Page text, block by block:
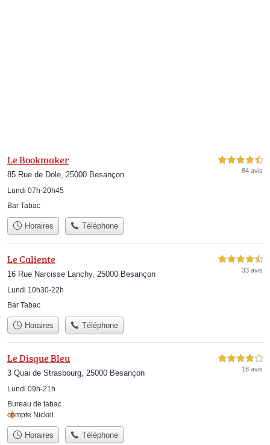
Le Bookmaker
85 Rue de Dole, 25000 Besançon
Lundi 07h-20h45
4,5 étoiles sur 5
84 avis
Bar Tabac
Horaires Téléphone
Le Caliente
16 Rue Narcisse Lanchy, 25000 Besançon
Lundi 10h30-22h
4,5 étoiles sur 5
33 avis
Bar Tabac
Horaires Téléphone
Le Disque Bleu
3 Quai de Strasbourg, 25000 Besançon
Lundi 09h-21h
4,0 étoiles sur 5
18 avis
Bureau de tabac
compte Nickel
Horaires Téléphone